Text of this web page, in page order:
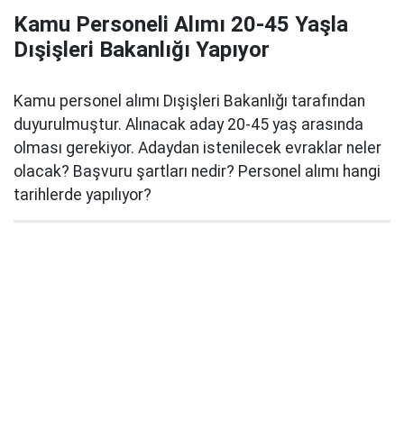
Kamu Personeli Alımı 20-45 Yaşla
Dışişleri Bakanlığı Yapıyor
Kamu personel alımı Dışişleri Bakanlığı tarafından
duyurulmuştur. Alınacak aday 20-45 yaş arasında
olması gerekiyor. Adaydan istenilecek evraklar neler
olacak? Başvuru şartları nedir? Personel alımı hangi
tarihlerde yapılıyor?